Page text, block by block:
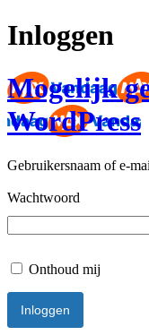
Inloggen
Mogelijk
WordPress
Gebruikersnaam of e-
Wachtwoord
Onthoud mij